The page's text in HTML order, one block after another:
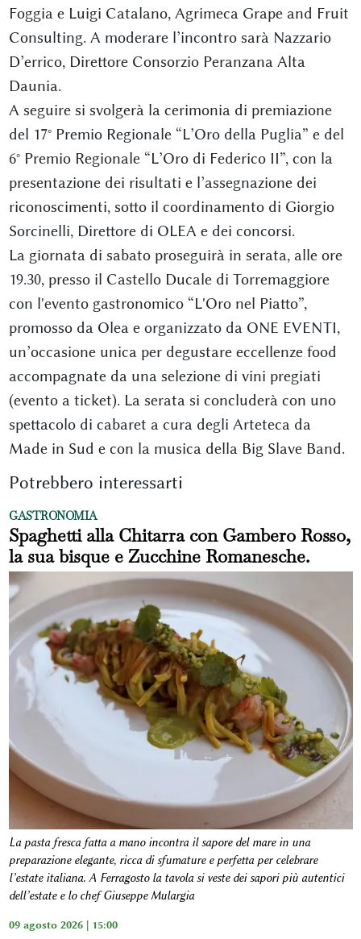
Foggia e Luigi Catalano, Agrimeca Grape and Fruit
Consulting. A moderare l’incontro sarà Nazzario
D’errico, Direttore Consorzio Peranzana Alta
Daunia.
A seguire si svolgerà la cerimonia di premiazione
del 17° Premio Regionale “L’Oro della Puglia” e del
6° Premio Regionale “L’Oro di Federico II”, con la
presentazione dei risultati e l’assegnazione dei
riconoscimenti, sotto il coordinamento di Giorgio
Sorcinelli, Direttore di OLEA e dei concorsi.
La giornata di sabato proseguirà in serata, alle ore
19.30, presso il Castello Ducale di Torremaggiore
con l'evento gastronomico “L'Oro nel Piatto”,
promosso da Olea e organizzato da ONE EVENTI,
un’occasione unica per degustare eccellenze food
accompagnate da una selezione di vini pregiati
(evento a ticket). La serata si concluderà con uno
spettacolo di cabaret a cura degli Arteteca da
Made in Sud e con la musica della Big Slave Band.
Potrebbero interessarti
GASTRONOMIA
Spaghetti alla Chitarra con Gambero Rosso,
la sua bisque e Zucchine Romanesche.
La pasta fresca fatta a mano incontra il sapore del mare in una
preparazione elegante, ricca di sfumature e perfetta per celebrare
l’estate italiana. A Ferragosto la tavola si veste dei sapori più autentici
dell’estate e lo chef Giuseppe Mulargia
09 agosto 2026 | 15:00